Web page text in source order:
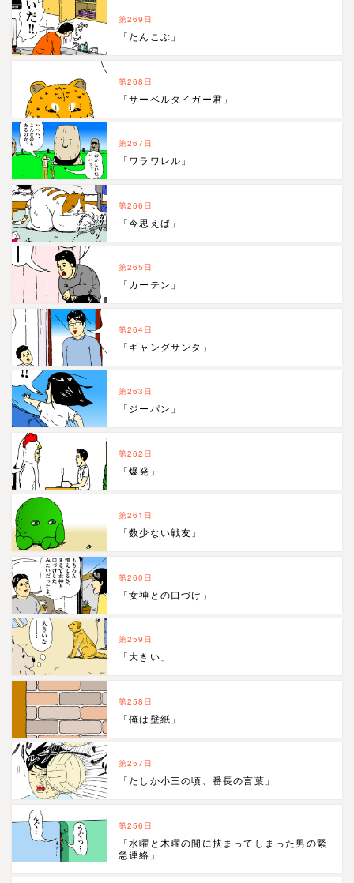
第269日
「たんこぶ」
第268日
「サーベルタイガー君」
第267日
「ワラワレル」
第266日
「今思えば」
第265日
「カーテン」
第264日
「ギャングサンタ」
第263日
「ジーパン」
第262日
「爆発」
第261日
「数少ない戦友」
第260日
「女神との口づけ」
第259日
「大きい」
第258日
「俺は壁紙」
第257日
「たしか小三の頃、番長の言葉」
第256日
「水曜と木曜の間に挟まってしまった男の緊
急連絡」